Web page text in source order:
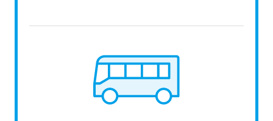
fully
this
before
using